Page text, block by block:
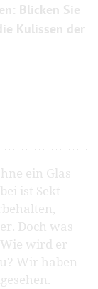
Blicken Sie
Kulissen der
ein Glas
ist Sekt
Doch was
wird er
Wir haben